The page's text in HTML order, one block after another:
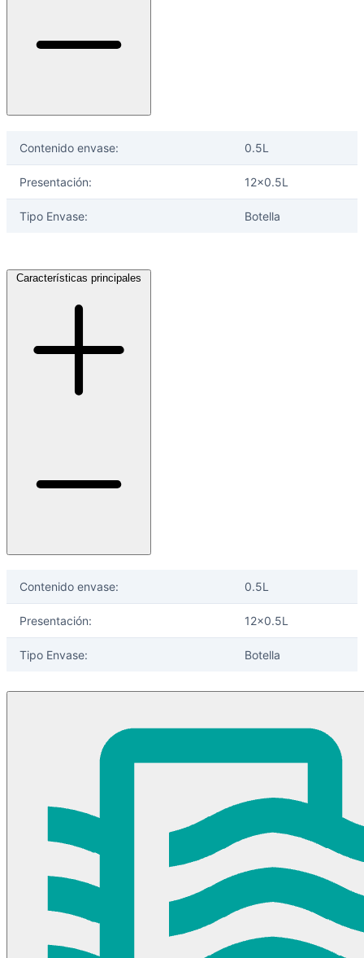
Sobre nosotros
Sucursales
Reclamos
Contenido envase: 0.5L
Presentación: 12x0.5L
Tipo Envase: Botella
Características principales
Contenido envase: 0.5L
Presentación: 12x0.5L
Tipo Envase: Botella